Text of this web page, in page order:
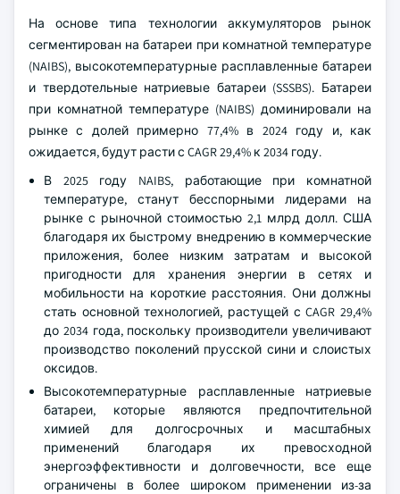
На основе типа технологии аккумуляторов рынок
сегментирован на батареи при комнатной температуре
(NAIBS), высокотемпературные расплавленные батареи
и твердотельные натриевые батареи (SSSBS). Батареи
при комнатной температуре (NAIBS) доминировали на
рынке с долей примерно 77,4% в 2024 году и, как
ожидается, будут расти с CAGR 29,4% к 2034 году.
В 2025 году NAIBS, работающие при комнатной
температуре, станут бесспорными лидерами на
рынке с рыночной стоимостью 2,1 млрд долл. США
благодаря их быстрому внедрению в коммерческие
приложения, более низким затратам и высокой
пригодности для хранения энергии в сетях и
мобильности на короткие расстояния. Они должны
стать основной технологией, растущей с CAGR 29,4%
до 2034 года, поскольку производители увеличивают
производство поколений прусской сини и слоистых
оксидов.
Высокотемпературные расплавленные натриевые
батареи, которые являются предпочтительной
химией для долгосрочных и масштабных
применений благодаря их превосходной
энергоэффективности и долговечности, все еще
ограничены в более широком применении из-за